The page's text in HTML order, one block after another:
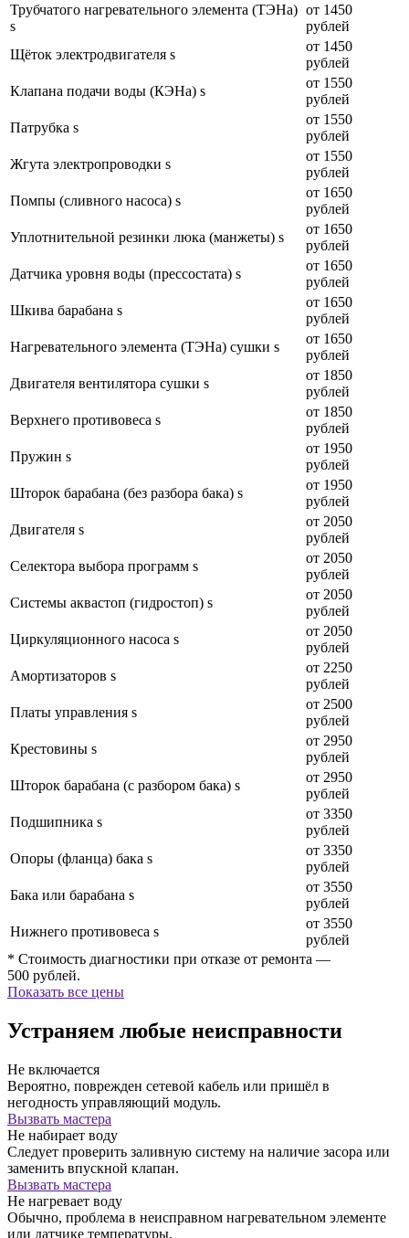
Трубчатого нагревательного элемента (ТЭНа)
s
от 1450
рублей
Щёток электродвигателя s
от 1450
рублей
Клапана подачи воды (КЭНа) s
от 1550
рублей
Патрубка s
от 1550
рублей
Жгута электропроводки s
от 1550
рублей
Помпы (сливного насоса) s
от 1650
рублей
Уплотнительной резинки люка (манжеты) s
от 1650
рублей
Датчика уровня воды (прессостата) s
от 1650
рублей
Шкива барабана s
от 1650
рублей
Нагревательного элемента (ТЭНа) сушки s
от 1650
рублей
Двигателя вентилятора сушки s
от 1850
рублей
Верхнего противовеса s
от 1850
рублей
Пружин s
от 1950
рублей
Шторок барабана (без разбора бака) s
от 1950
рублей
Двигателя s
от 2050
рублей
Селектора выбора программ s
от 2050
рублей
Системы аквастоп (гидростоп) s
от 2050
рублей
Циркуляционного насоса s
от 2050
рублей
Амортизаторов s
от 2250
рублей
Платы управления s
от 2500
рублей
Крестовины s
от 2950
рублей
Шторок барабана (с разбором бака) s
от 2950
рублей
Подшипника s
от 3350
рублей
Опоры (фланца) бака s
от 3350
рублей
Бака или барабана s
от 3550
рублей
Нижнего противовеса s
от 3550
рублей
* Стоимость диагностики при отказе от ремонта —
500 рублей.
Показать все цены
Устраняем любые неисправности
Не включается
Вероятно, поврежден сетевой кабель или пришёл в
негодность управляющий модуль.
Вызвать мастера
Не набирает воду
Следует проверить заливную систему на наличие засора или
заменить впускной клапан.
Вызвать мастера
Не нагревает воду
Обычно, проблема в неисправном нагревательном элементе
или датчике температуры.